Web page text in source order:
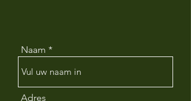
Naam
Adres